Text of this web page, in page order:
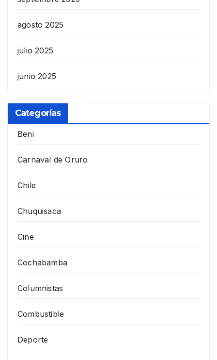
agosto 2025
julio 2025
junio 2025
Categorías
Beni
Carnaval de Oruro
Chile
Chuquisaca
Cine
Cochabamba
Columnistas
Combustible
Deporte